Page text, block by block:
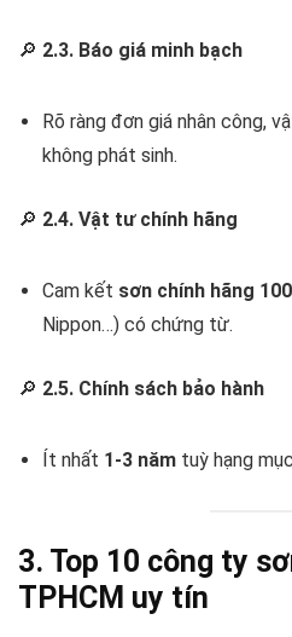
🔎 2.3. Báo giá minh bạch
Rõ ràng đơn giá nhân công,
không phát sinh.
🔎 2.4. Vật tư chính hãng
Cam kết sơn chính hãng
Nippon…) có chứng từ.
🔎 2.5. Chính sách bảo hành
Ít nhất 1-3 năm tuỳ hạng
3. Top 10 công ty
TPHCM uy tín